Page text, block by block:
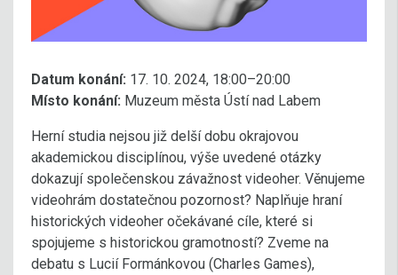
Datum konání: 17. 10. 2024, 18:00–20:00
Místo konání: Muzeum města Ústí nad Labem
Herní studia nejsou již delší dobu okrajovou
akademickou disciplínou, výše uvedené otázky
dokazují společenskou závažnost videoher. Věnujeme
videohrám dostatečnou pozornost? Naplňuje hraní
historických videoher očekávané cíle, které si
spojujeme s historickou gramotností? Zveme na
debatu s Lucií Formánkovou (Charles Games),